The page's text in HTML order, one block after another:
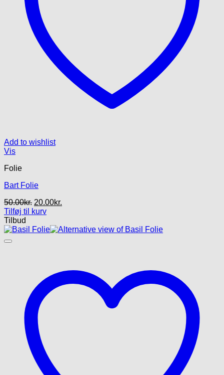
Add to wishlist
Vis
Folie
Bart Folie
50.00kr. Den
oprindelige
var:
20.00kr.
er:
Tilføj til kurv
Tilbud